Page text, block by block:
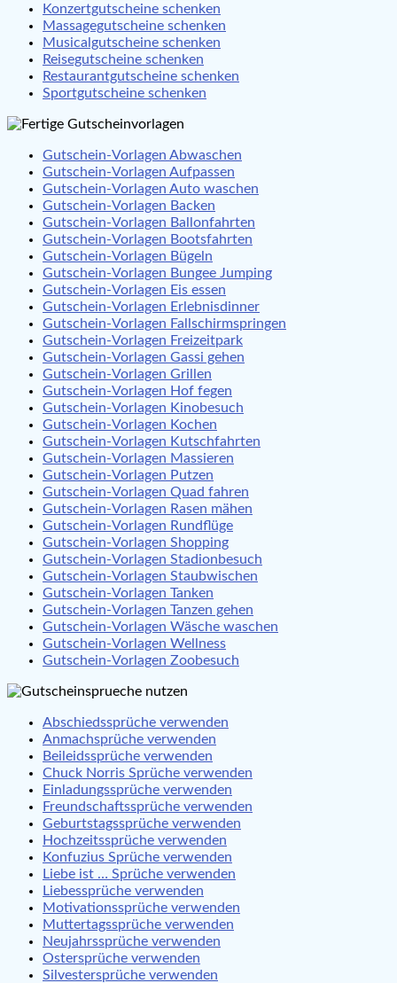
Konzertgutscheine schenken
Massagegutscheine schenken
Musicalgutscheine schenken
Reisegutscheine schenken
Restaurantgutscheine schenken
Sportgutscheine schenken
Gutschein-Vorlagen Abwaschen
Gutschein-Vorlagen Aufpassen
Gutschein-Vorlagen Auto waschen
Gutschein-Vorlagen Backen
Gutschein-Vorlagen Ballonfahrten
Gutschein-Vorlagen Bootsfahrten
Gutschein-Vorlagen Bügeln
Gutschein-Vorlagen Bungee Jumping
Gutschein-Vorlagen Eis essen
Gutschein-Vorlagen Erlebnisdinner
Gutschein-Vorlagen Fallschirmspringen
Gutschein-Vorlagen Freizeitpark
Gutschein-Vorlagen Gassi gehen
Gutschein-Vorlagen Grillen
Gutschein-Vorlagen Hof fegen
Gutschein-Vorlagen Kinobesuch
Gutschein-Vorlagen Kochen
Gutschein-Vorlagen Kutschfahrten
Gutschein-Vorlagen Massieren
Gutschein-Vorlagen Putzen
Gutschein-Vorlagen Quad fahren
Gutschein-Vorlagen Rasen mähen
Gutschein-Vorlagen Rundflüge
Gutschein-Vorlagen Shopping
Gutschein-Vorlagen Stadionbesuch
Gutschein-Vorlagen Staubwischen
Gutschein-Vorlagen Tanken
Gutschein-Vorlagen Tanzen gehen
Gutschein-Vorlagen Wäsche waschen
Gutschein-Vorlagen Wellness
Gutschein-Vorlagen Zoobesuch
Abschiedssprüche verwenden
Anmachsprüche verwenden
Beileidssprüche verwenden
Chuck Norris Sprüche verwenden
Einladungssprüche verwenden
Freundschaftssprüche verwenden
Geburtstagssprüche verwenden
Hochzeitssprüche verwenden
Konfuzius Sprüche verwenden
Liebe ist … Sprüche verwenden
Liebessprüche verwenden
Motivationssprüche verwenden
Muttertagssprüche verwenden
Neujahrssprüche verwenden
Ostersprüche verwenden
Silvestersprüche verwenden